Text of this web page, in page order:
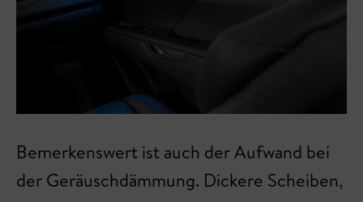
Bemerkenswert ist auch der Aufwand bei
der Geräuschdämmung. Dickere Scheiben,